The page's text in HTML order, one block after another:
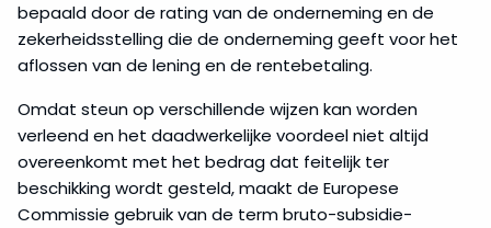
bepaald door de rating van de onderneming en de
zekerheidsstelling die de onderneming geeft voor het
aflossen van de lening en de rentebetaling.
Omdat steun op verschillende wijzen kan worden
verleend en het daadwerkelijke voordeel niet altijd
overeenkomt met het bedrag dat feitelijk ter
beschikking wordt gesteld, maakt de Europese
Commissie gebruik van de term bruto-subsidie-